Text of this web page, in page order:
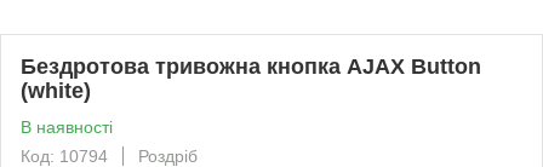
Бездротова тривожна кнопка AJAX Button
(white)
В наявності
Код: 10794
Роздріб